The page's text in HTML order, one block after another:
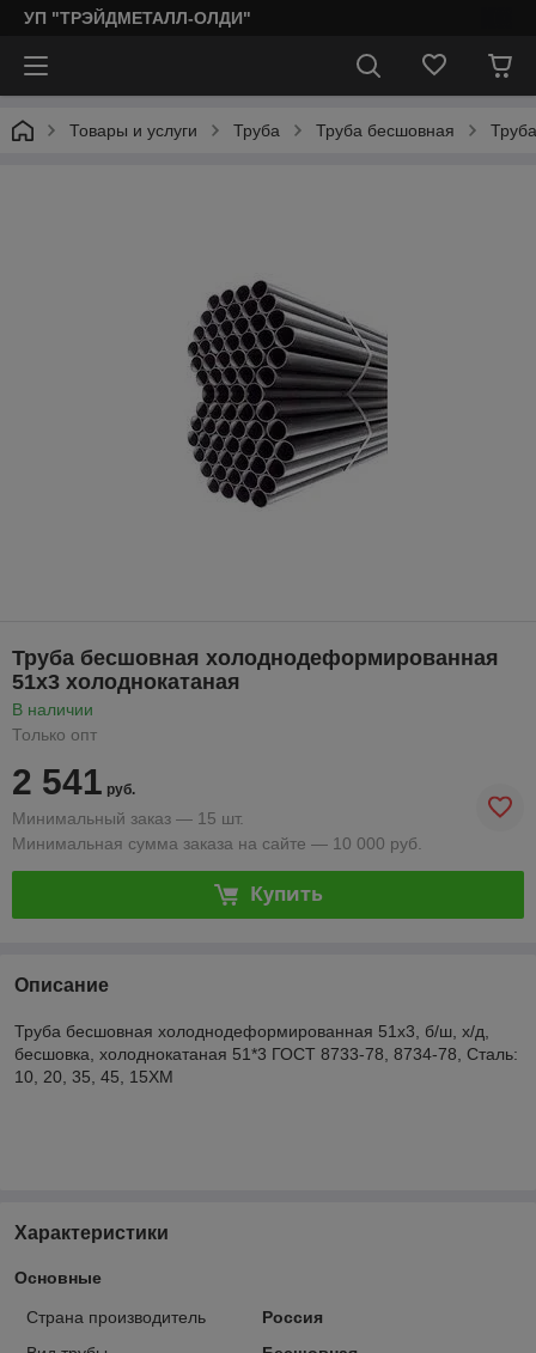
УП "ТРЭЙДМЕТАЛЛ-ОЛДИ"
Товары и услуги Труба Труба бесшовная
Труба бесшовная холоднодеформированная
51х3 холоднокатаная
В наличии
Только опт
2 541 руб.
Минимальный заказ — 15 шт.
Минимальная сумма заказа на сайте — 10 000 руб.
Купить
Описание
Труба бесшовная холоднодеформированная 51х3, б/ш, х/д,
бесшовка, холоднокатаная 51*3 ГОСТ 8733-78, 8734-78, Сталь:
10, 20, 35, 45, 15ХМ
Характеристики
Основные
Страна производитель
Россия